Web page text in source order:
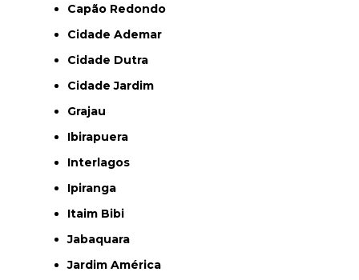
Capão Redondo
Cidade Ademar
Cidade Dutra
Cidade Jardim
Grajau
Ibirapuera
Interlagos
Ipiranga
Itaim Bibi
Jabaquara
Jardim América